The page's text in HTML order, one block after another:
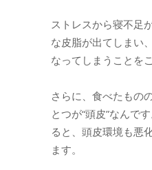
ストレスから寝不足
な皮脂が出てしまい
なってしまうことを
さらに、食べたもの
とつが“頭皮”なんで
ると、頭皮環境も悪
ます。